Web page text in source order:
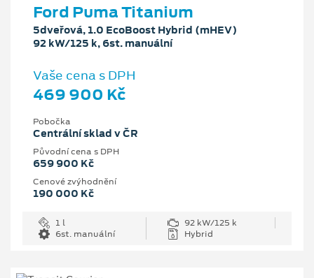
Ford Puma Titanium
5dveřová, 1.0 EcoBoost Hybrid (mHEV)
92 kW/125 k, 6st. manuální
Vaše cena s DPH
469 900 Kč
Pobočka
Centrální sklad v ČR
Původní cena s DPH
659 900 Kč
Cenové zvýhodnění
190 000 Kč
1 l
92 kW/125 k
6st. manuální
Hybrid